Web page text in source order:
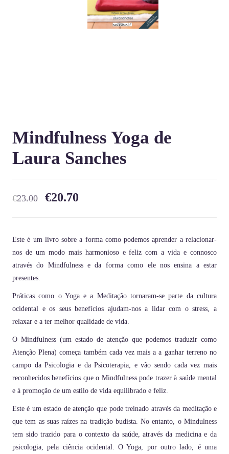
Mindfulness Yoga de
Laura Sanches
€23.00 €20.70
Este é um livro sobre a forma como podemos aprender a relacionar-
nos de um modo mais harmonioso e feliz com a vida e connosco
através do Mindfulness e da forma como ele nos ensina a estar
presentes.
Práticas como o Yoga e a Meditação tornaram-se parte da cultura
ocidental e os seus benefícios ajudam-nos a lidar com o stress, a
relaxar e a ter melhor qualidade de vida.
O Mindfulness (um estado de atenção que podemos traduzir como
Atenção Plena) começa também cada vez mais a a ganhar terreno no
campo da Psicologia e da Psicoterapia, e vão sendo cada vez mais
reconhecidos benefícios que o Mindfulness pode trazer à saúde mental
e à promoção de um estilo de vida equilibrado e feliz.
Este é um estado de atenção que pode treinado através da meditação e
que tem as suas raízes na tradição budista. No entanto, o Mindulness
tem sido trazido para o contexto da saúde, através da medicina e da
psicologia, pela ciência ocidental. O Yoga, por outro lado, é uma